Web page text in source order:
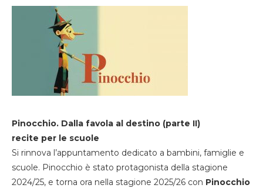
Pinocchio. Dalla favola al destino (parte II)
recite per le scuole
Si rinnova l’appuntamento dedicato a bambini, famiglie e
scuole. Pinocchio è stato protagonista della stagione
2024/25, e torna ora nella stagione 2025/26 con Pinocchio